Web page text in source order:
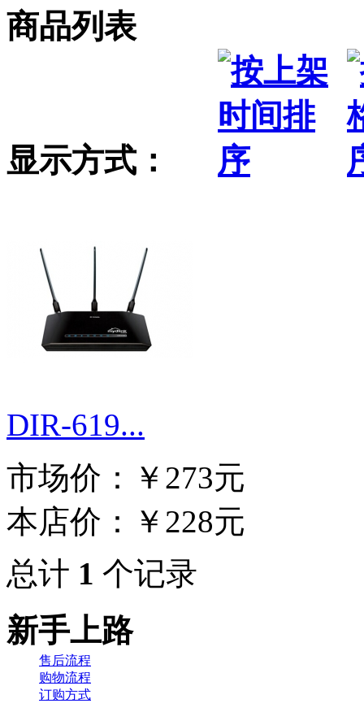
商品列表
显示方式：
DIR-619...
市场价：
￥273元
本店价：
￥228元
总计 1 个记录
新手上路
售后流程
购物流程
订购方式